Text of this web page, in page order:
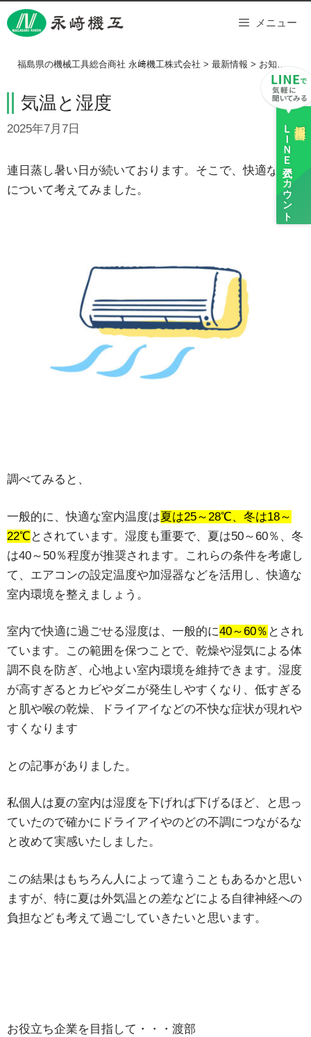
Skip
to
ＬＩＮＥ
公式アカウント
メニュー
福島県の機械工具総合商社 永﨑機工株式会社 > 最新情報 > お知らせ >
気温と湿度
2025年7月7日
連日蒸し暑い日が続いております。そこで、快適な空間
について考えてみました。
調べてみると、
一般的に、快適な室内温度は夏は25～28℃、冬は18～
22℃ とされています。 湿度も重要で、夏は50～60％、冬
は40～50％程度が推奨されます。
これらの条件を考慮し
て、エアコンの設定温度や加湿器などを活用し、快適な
室内環境を整えましょう。
室内で快適に過ごせる湿度は、一般的に40～60％ とされ
ています。
この範囲を保つことで、乾燥や湿気による体
調不良を防ぎ、心地よい室内環境を維持できます。 湿度
が高すぎるとカビやダニが発生しやすくなり、低すぎる
と肌や喉の乾燥、ドライアイなどの不快な症状が現れや
すくなります
との記事がありました。
私個人は夏の室内は湿度を下げれば下げるほど、と思っ
ていたので確かにドライアイやのどの不調につながるな
と改めて実感いたしました。
この結果はもちろん人によって違うこともあるかと思い
ますが、特に夏は外気温との差などによる自律神経への
負担なども考えて過ごしていきたいと思います。
お役立ち企業を目指して・・・渡部